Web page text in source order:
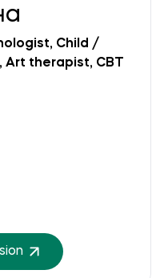
Child /
therapist, CBT